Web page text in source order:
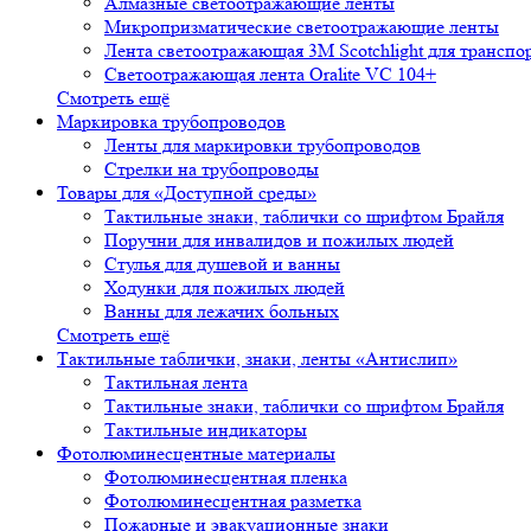
Микропризматические светоотражающие ленты
Лента светоотражающая 3М Scotchlight для
Светоотражающая лента Oralite VC 104+
Смотреть ещё
Маркировка трубопроводов
Ленты для маркировки трубопроводов
Стрелки на трубопроводы
Товары для «Доступной среды»
Тактильные знаки, таблички со шрифтом Брайля
Поручни для инвалидов и пожилых людей
Стулья для душевой и ванны
Ходунки для пожилых людей
Ванны для лежачих больных
Смотреть ещё
Тактильные таблички, знаки, ленты «Антислип»
Тактильная лента
Тактильные знаки, таблички со шрифтом Брайля
Тактильные индикаторы
Фотолюминесцентные материалы
Фотолюминесцентная пленка
Фотолюминесцентная разметка
Пожарные и эвакуационные знаки